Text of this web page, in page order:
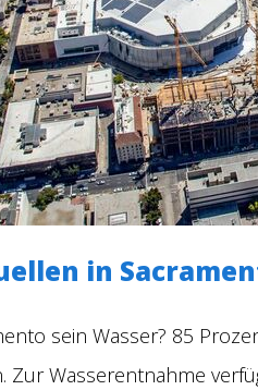
in
sein Wasser? 85
Zur Wasserentnahme